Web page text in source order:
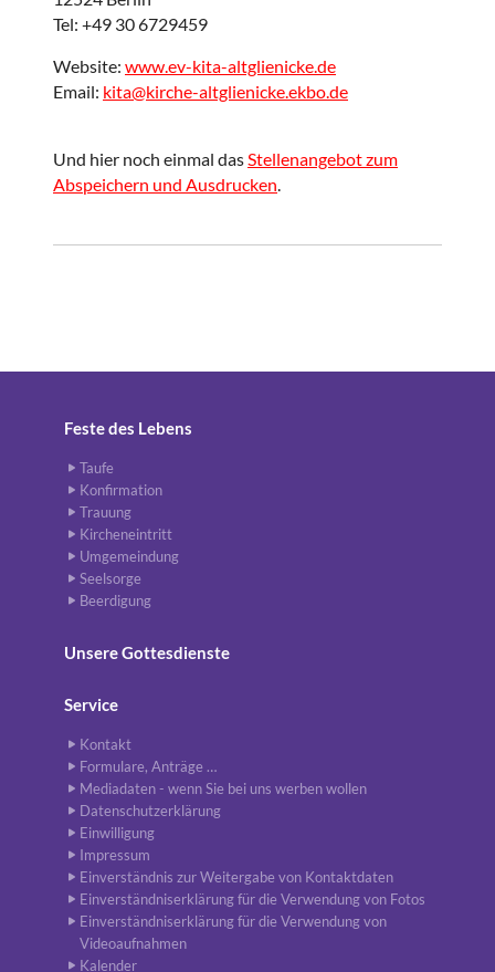
Tel: +49 30 6729459
Website: www.ev-kita-altglienicke.de
Email: kita@kirche-altglienicke.ekbo.de
Und hier noch einmal dasStellenangebot zum
Abspeichern und Ausdrucken.
Feste des Lebens
Taufe
Konfirmation
Trauung
Kircheneintritt
Umgemeindung
Seelsorge
Beerdigung
Unsere Gottesdienste
Service
Kontakt
Formulare, Anträge …
Mediadaten - wenn Sie bei uns werben wollen
Datenschutzerklärung
Einwilligung
Impressum
Einverständnis zur Weitergabe von Kontaktdaten
Einverständniserklärung für die Verwendung von Fotos
Einverständniserklärung für die Verwendung von
Videoaufnahmen
Kalender